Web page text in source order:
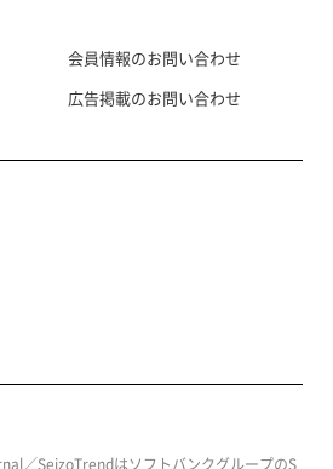
会員情報のお問い合わせ
広告掲載のお問い合わせ
／SeizoTrendはソフトバンクグループのS